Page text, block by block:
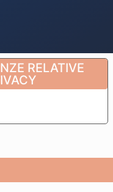
RELATIVE